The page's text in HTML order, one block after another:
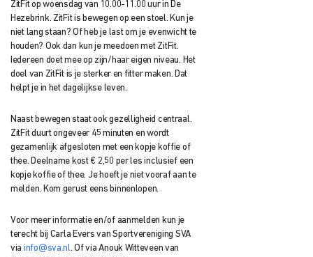
ZitFit op woensdag van 10.00-11.00 uur in De
Hezebrink. ZitFit is bewegen op een stoel. Kun je
niet lang staan? Of heb je last om je evenwicht te
houden? Ook dan kun je meedoen met ZitFit.
Iedereen doet mee op zijn/haar eigen niveau. Het
doel van ZitFit is je sterker en fitter maken. Dat
helpt je in het dagelijkse leven.
Naast bewegen staat ook gezelligheid centraal.
ZitFit duurt ongeveer 45 minuten en wordt
gezamenlijk afgesloten met een kopje koffie of
thee. Deelname kost € 2,50 per les inclusief een
kopje koffie of thee. Je hoeft je niet vooraf aan te
melden. Kom gerust eens binnenlopen.
Voor meer informatie en/of aanmelden kun je
terecht bij Carla Evers van Sportvereniging SVA
via info@sva.nl. Of via Anouk Witteveen van